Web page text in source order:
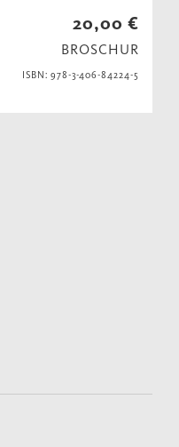
20,00 €
BROSCHUR
ISBN: 978-3-406-84224-5